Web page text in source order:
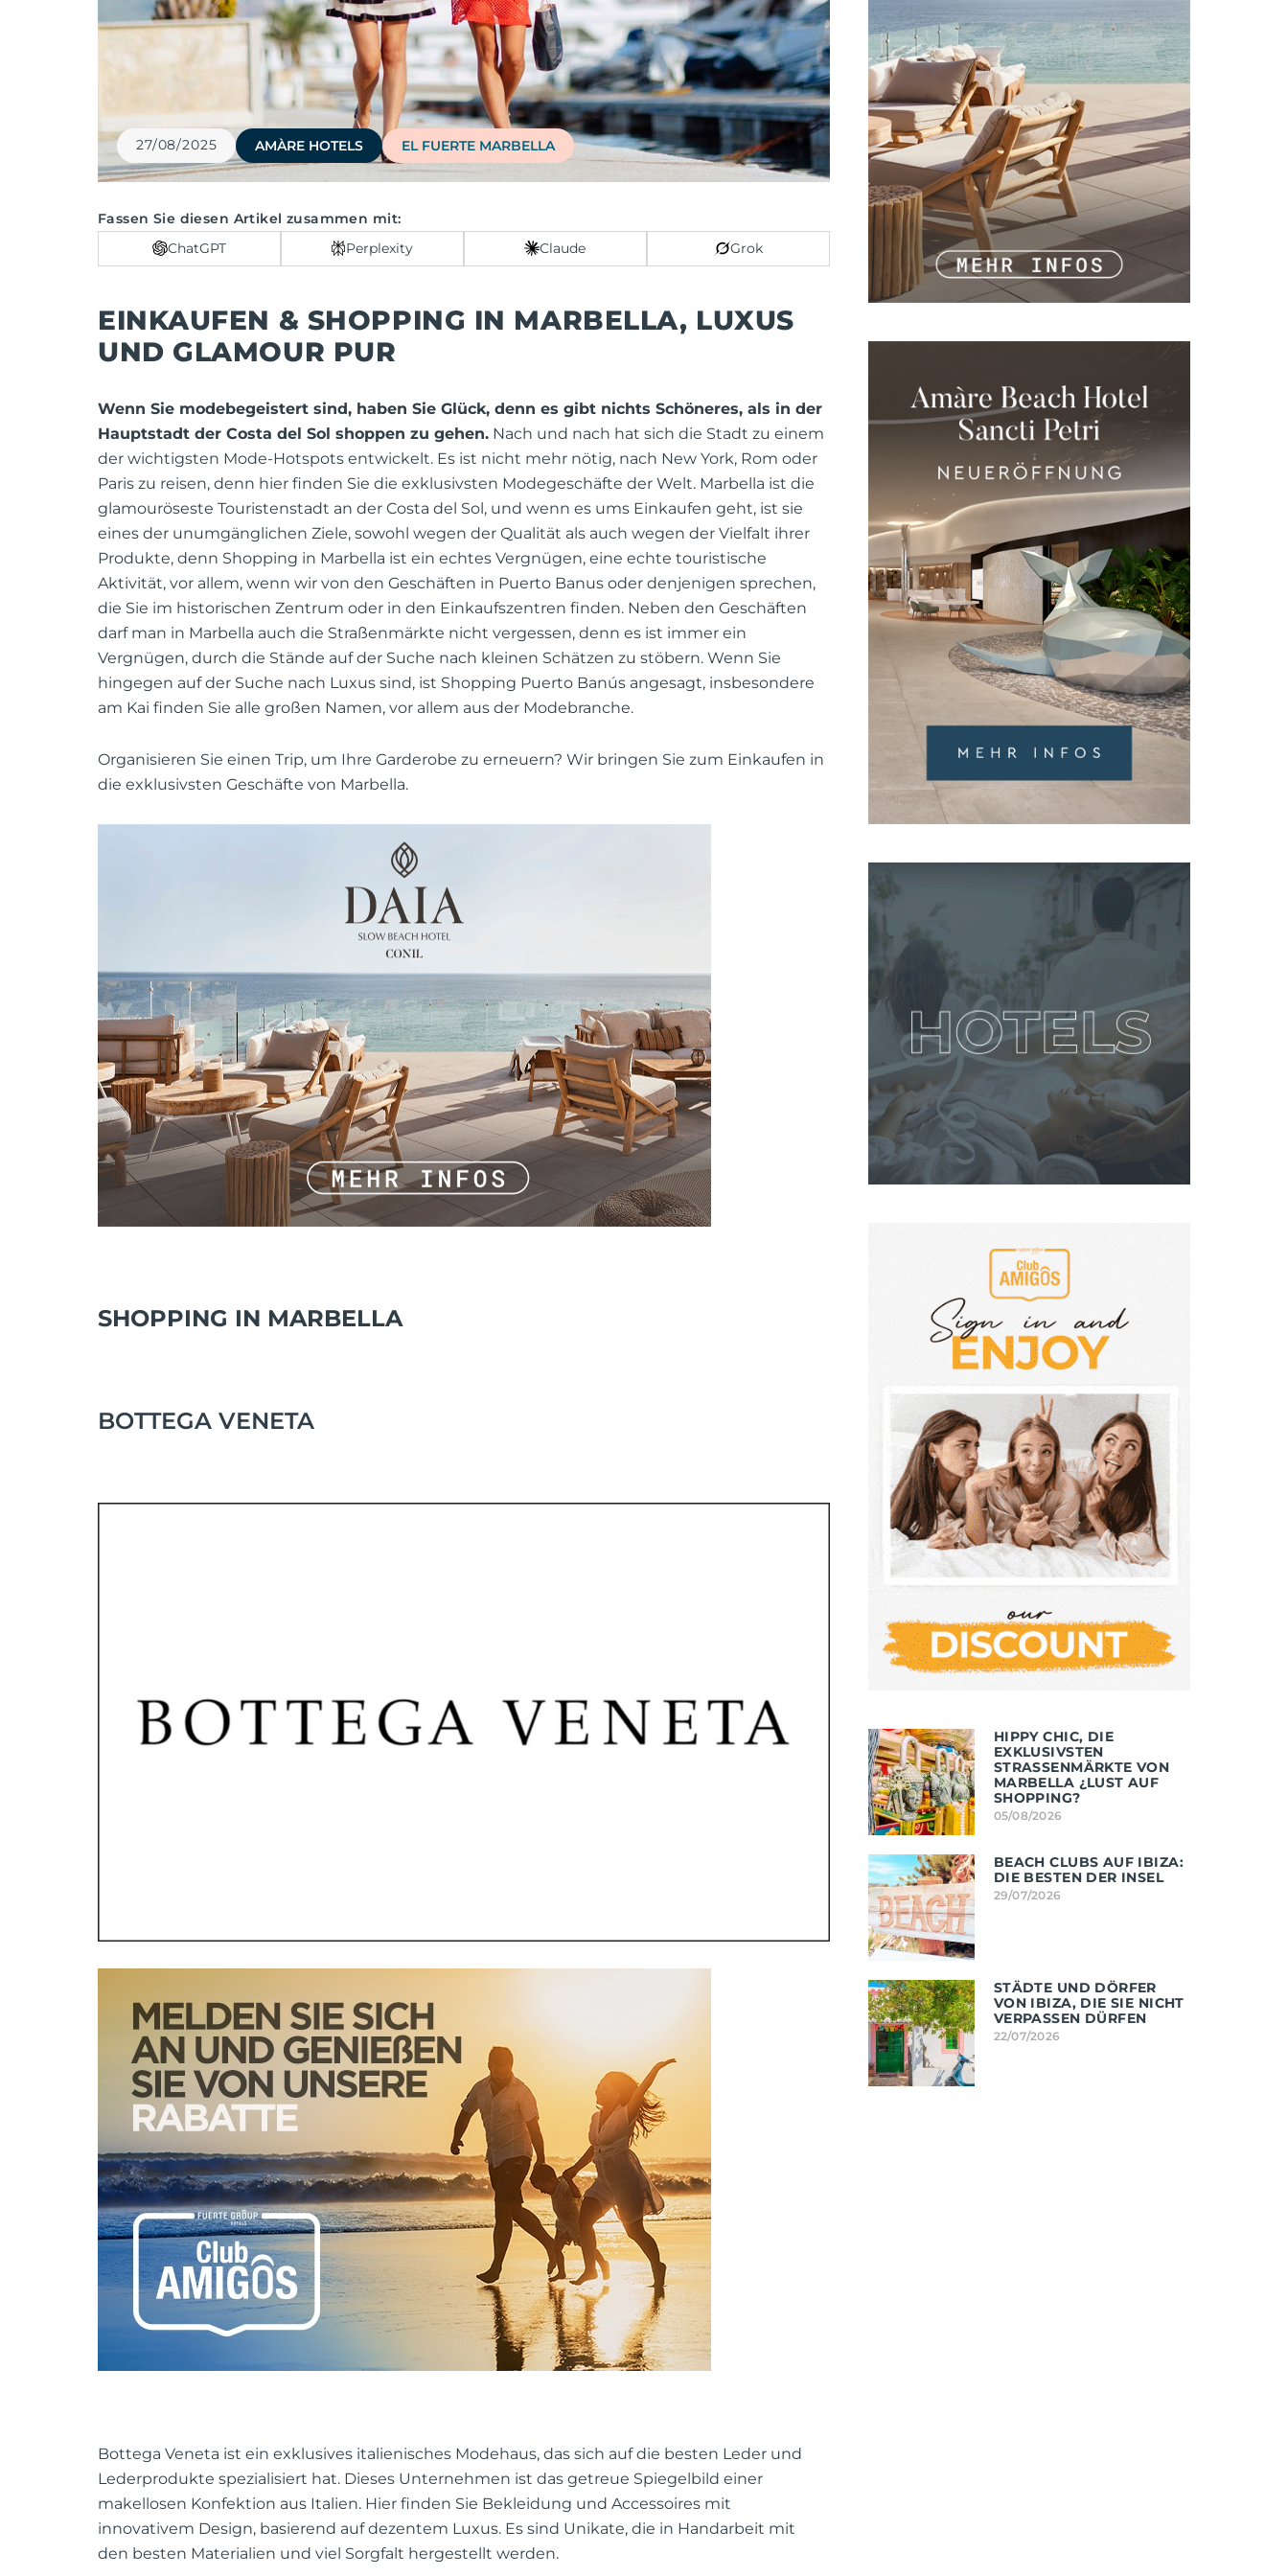
27/08/2025 AMÀRE HOTELS EL FUERTE MARBELLA
Fassen Sie diesen Artikel zusammen mit:
ChatGPT
Perplexity Claude Grok
EINKAUFEN & SHOPPING IN MARBELLA, LUXUS
UND GLAMOUR PUR
Wenn Sie modebegeistert sind, haben Sie Glück, denn es gibt nichts Schöneres, als in der
Hauptstadt der Costa del Sol shoppen zu gehen. Nach und nach hat sich die Stadt zu einem
der wichtigsten Mode-Hotspots entwickelt. Es ist nicht mehr nötig, nach New York, Rom oder
Paris zu reisen, denn hier finden Sie die exklusivsten Modegeschäfte der Welt. Marbella ist die
glamouröseste Touristenstadt an der Costa del Sol, und wenn es ums Einkaufen geht, ist sie
eines der unumgänglichen Ziele, sowohl wegen der Qualität als auch wegen der Vielfalt ihrer
Produkte, denn Shopping in Marbella ist ein echtes Vergnügen, eine echte touristische
Aktivität, vor allem, wenn wir von den Geschäften in Puerto Banus oder denjenigen sprechen,
die Sie im historischen Zentrum oder in den Einkaufszentren finden. Neben den Geschäften
darf man in Marbella auch die Straßenmärkte nicht vergessen, denn es ist immer ein
Vergnügen, durch die Stände auf der Suche nach kleinen Schätzen zu stöbern. Wenn Sie
hingegen auf der Suche nach Luxus sind, ist Shopping Puerto Banús angesagt, insbesondere
am Kai finden Sie alle großen Namen, vor allem aus der Modebranche.
Organisieren Sie einen Trip, um Ihre Garderobe zu erneuern? Wir bringen Sie zum Einkaufen in
die exklusivsten Geschäfte von Marbella.
SHOPPING IN MARBELLA
BOTTEGA VENETA
Bottega Veneta ist ein exklusives italienisches Modehaus, das sich auf die besten Leder und
Lederprodukte spezialisiert hat. Dieses Unternehmen ist das getreue Spiegelbild einer
makellosen Konfektion aus Italien. Hier finden Sie Bekleidung und Accessoires mit
innovativem Design, basierend auf dezentem Luxus. Es sind Unikate, die in Handarbeit mit
den besten Materialien und viel Sorgfalt hergestellt werden.
HIPPY CHIC, DIE
EXKLUSIVSTEN
STRASSENMÄRKTE VON M
ARBELLA ¿LUST AUF S
HOPPING?
05/08/2026
BEACH CLUBS AUF IBIZA:
DIE BESTEN DER INSEL
29/07/2026
STÄDTE UND DÖRFER
VON IBIZA, DIE SIE NICHT
VERPASSEN DÜRFEN
22/07/2026